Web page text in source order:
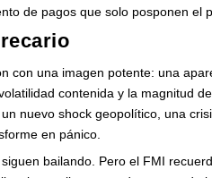
de pagos que solo posponen el
con una imagen potente: una
contenida y la magnitud
nuevo shock geopolítico, una
en pánico.
bailando. Pero el FMI